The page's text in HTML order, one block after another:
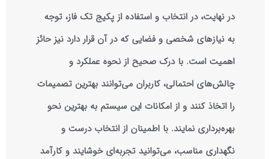
در نهایت، در انتخاب و استفاده از پکیج تک فاز، توجه
به نیازهای شخصی و فضایی که در آن قرار دارد نیز حائز
اهمیت است. با درک صحیح از نحوه عملکرد و
چالش‌های احتمالی، کاربران می‌توانند بهترین تصمیمات
را اتخاذ کنند و از امکانات این سیستم به بهترین نحو
بهره‌برداری نمایند. با اطمینان از انتخاب درست و
نگهداری مناسب، می‌توانید تجربه‌ای خوشایند و کارآمد